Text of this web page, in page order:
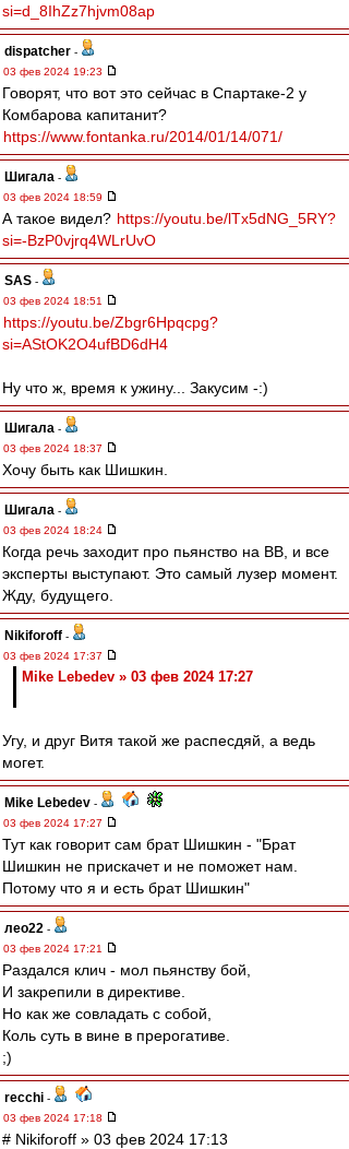
si=d_8IhZz7hjvm08ap
dispatcher -
03 фев 2024 19:23
Говорят, что вот это сейчас в Спартаке-2 у
Комбарова капитанит?
https://www.fontanka.ru/2014/01/14/071/
Шигала -
03 фев 2024 18:59
А такое видел? https://youtu.be/lTx5dNG_5RY?
si=-BzP0vjrq4WLrUvO
SAS -
03 фев 2024 18:51
https://youtu.be/Zbgr6Hpqcpg?
si=AStOK2O4ufBD6dH4
Ну что ж, время к ужину... Закусим -:)
Шигала -
03 фев 2024 18:37
Хочу быть как Шишкин.
Шигала -
03 фев 2024 18:24
Когда речь заходит про пьянство на ВВ, и все
эксперты выступают. Это самый лузер момент.
Жду, будущего.
Nikiforoff -
03 фев 2024 17:37
Mike Lebedev » 03 фев 2024 17:27
Угу, и друг Витя такой же распесдяй, а ведь
могет.
Mike Lebedev -
03 фев 2024 17:27
Тут как говорит сам брат Шишкин - "Брат
Шишкин не прискачет и не поможет нам.
Потому что я и есть брат Шишкин"
лео22 -
03 фев 2024 17:21
Раздался клич - мол пьянству бой,
И закрепили в директиве.
Но как же совладать с собой,
Коль суть в вине в прерогативе.
;)
recchi -
03 фев 2024 17:18
# Nikiforoff » 03 фев 2024 17:13